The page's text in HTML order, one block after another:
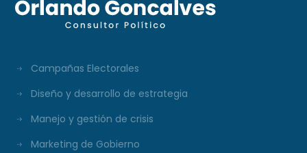
Campañas Electorales
Diseño y desarrollo de estrategia
Manejo y gestión de crisis
Marketing de Gobierno